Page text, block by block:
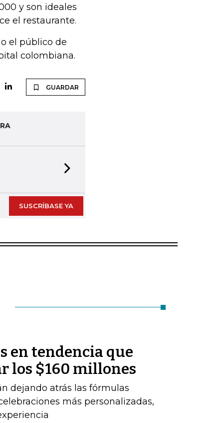
y son ideales
el restaurante.
el público de
colombiana.
GUARDAR
SUSCRÍBASE YA
en tendencia que
los $160 millones
dejando atrás las fórmulas
más personalizadas,